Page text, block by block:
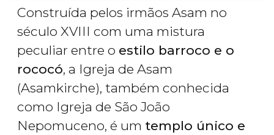
Construída pelos irmãos Asam no
século XVIII com uma mistura
peculiar entre o estilo barroco e o
rococó, a Igreja de Asam
(Asamkirche), também conhecida
como Igreja de São João
Nepomuceno, é um templo único e